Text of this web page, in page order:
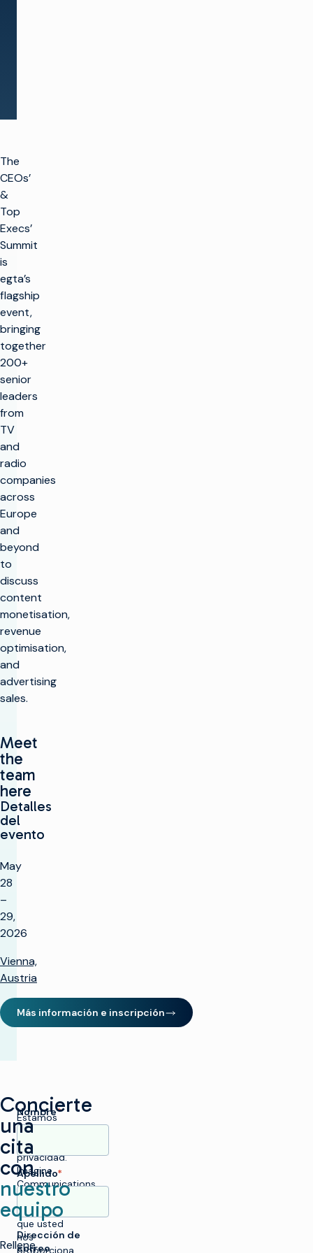
The
CEOs’
&
Top
Execs’
Summit
is
egta’s
flagship
event,
bringing
together
200+
senior
leaders
from
TV
and
radio
companies
across
Europe
and
beyond
to
discuss
content
monetisation,
revenue
optimisation,
and
advertising
sales.
Meet
the
team
here
Detalles
del
evento
May
28
–
29,
2026
Vienna,
Austria
Más información e inscripción
(opens in new window)
Concierte
una
cita
con
nuestro
equipo
Rellene
Nombre*
Apellido*
Dirección de
correo
Estamos
comprometidos
con su
privacidad.
Imagine
Communications
utiliza la
información
que usted
nos
proporciona